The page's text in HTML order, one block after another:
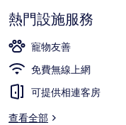
店
的
相
片
集
熱門設施服務
寵物友善
免費無線上網
可提供相連客房
查看全部